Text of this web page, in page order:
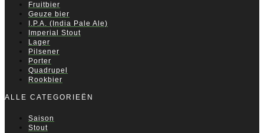
Fruitbier
Geuze bier
I.P.A. (India Pale Ale)
Imperial Stout
Lager
Pilsener
Porter
Quadrupel
Rookbier
ALLE CATEGORIEËN
Saison
Stout